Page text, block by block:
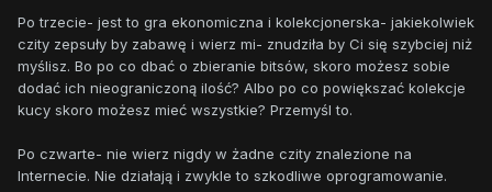
Po trzecie- jest to gra ekonomiczna i kolekcjonerska- jakiekolwiek
czity zepsuły by zabawę i wierz mi- znudziła by Ci się szybciej niż
myślisz. Bo po co dbać o zbieranie bitsów, skoro możesz sobie
dodać ich nieograniczoną ilość? Albo po co powiększać kolekcje
kucy skoro możesz mieć wszystkie? Przemyśl to.
Po czwarte- nie wierz nigdy w żadne czity znalezione na
Internecie. Nie działają i zwykle to szkodliwe oprogramowanie.